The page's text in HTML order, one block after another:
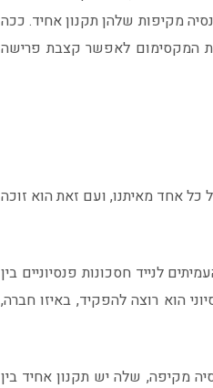
פנסיה מקיפות שלהן תקנון אחיד. ככה
המקסימום לאפשר קצבת פרישה
כל אחד מאיתנו, ועם זאת הוא זוכה
לנייד חסכונות פנסיוניים בין
הוא רוצה להפקיד, באיזו חברה,
מקיפה, שלה יש תקנון אחיד בין